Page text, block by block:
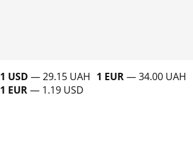
1 USD — 29.15 UAH
1 EUR— 1.19 USD
1 EUR— 34.00 UAH